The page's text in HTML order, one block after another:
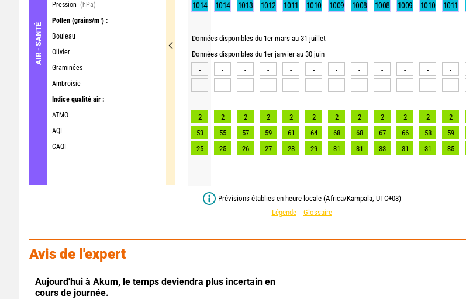
AIR - SANTÉ
Pression (hPa)
Pollen (grains/m³) :
Bouleau
Olivier
Graminées
Ambroisie
Indice qualité air :
ATMO
AQI
CAQI
1014 1014 1013 1012 1011 1010 1009 1008 1008 1009 1010 1011
Données disponibles du 1er mars au 31 juillet
Données disponibles du 1er janvier au 30 juin
-
- - - - - - - - - - -
-
- - - - - - - - - - -
2 2 2 2 2 2 2 2 2 2 2 2
53
55 57 59 61 64 68 68 67 66 58 59
25
25 26 27 28 29 31 31 33 31 31 35
Prévisions établies en heure locale (Africa/Kampala, UTC+03)
Légende
Glossaire
Avis de l'expert
Aujourd'hui à Akum, le temps deviendra plus incertain en
cours de journée.